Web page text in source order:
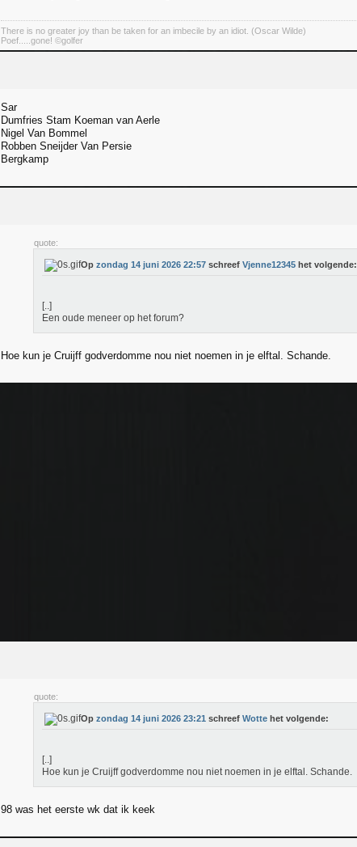
There is no greater joy than be taken for an imbecile by an idiot. (Oscar Wilde)
Poef.....gone! ©golfer
Sar
Dumfries Stam Koeman van Aerle
Nigel Van Bommel
Robben Sneijder Van Persie
Bergkamp
quote:
Op zondag 14 juni 2026 22:57 schreef Vjenne12345 het volgende:
[..]
Een oude meneer op het forum?
Hoe kun je Cruijff godverdomme nou niet noemen in je elftal. Schande.
quote:
Op zondag 14 juni 2026 23:21 schreef Wotte het volgende:
[..]
Hoe kun je Cruijff godverdomme nou niet noemen in je elftal. Schande.
98 was het eerste wk dat ik keek